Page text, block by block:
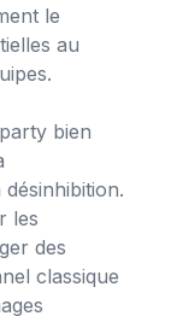
le
au
bien
les
des
classique